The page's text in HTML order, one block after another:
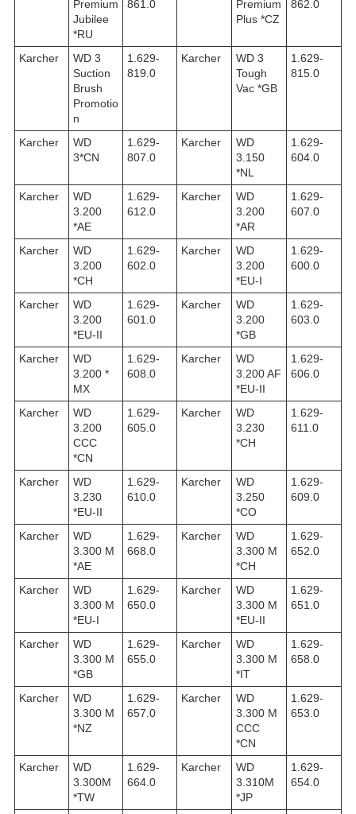
Premium
Jubilee
*RU
861.0
Premium
Plus *CZ
862.0
Karcher
WD 3
Suction
Brush
Promotio
n
1.629-
819.0
Karcher
WD 3
Tough
Vac *GB
1.629-
815.0
Karcher
WD
3*CN
1.629-
807.0
Karcher
WD
3.150
*NL
1.629-
604.0
Karcher
WD
3.200
*AE
1.629-
612.0
Karcher
WD
3.200
*AR
1.629-
607.0
Karcher
WD
3.200
*CH
1.629-
602.0
Karcher
WD
3.200
*EU-I
1.629-
600.0
Karcher
WD
3.200
*EU-II
1.629-
601.0
Karcher
WD
3.200
*GB
1.629-
603.0
Karcher
WD
3.200 *
MX
1.629-
608.0
Karcher
WD
3.200 AF
*EU-II
1.629-
606.0
Karcher
WD
3.200
CCC
*CN
1.629-
605.0
Karcher
WD
3.230
*CH
1.629-
611.0
Karcher
WD
3.230
*EU-II
1.629-
610.0
Karcher
WD
3.250
*CO
1.629-
609.0
Karcher
WD
3.300 M
*AE
1.629-
668.0
Karcher
WD
3.300 M
*CH
1.629-
652.0
Karcher
WD
3.300 M
*EU-I
1.629-
650.0
Karcher
WD
3.300 M
*EU-II
1.629-
651.0
Karcher
WD
3.300 M
*GB
1.629-
655.0
Karcher
WD
3.300 M
*IT
1.629-
658.0
Karcher
WD
3.300 M
*NZ
1.629-
657.0
Karcher
WD
3.300 M
CCC
*CN
1.629-
653.0
Karcher
WD
3.300M
*TW
1.629-
664.0
Karcher
WD
3.310M
*JP
1.629-
654.0